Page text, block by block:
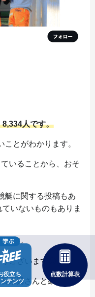
人です。
とがわかります。
いることから、おそ
艇に関する投稿もあ
いないものもありま
す。
ございます😌
原翼さんと結
役立ち
テンツ
点数計算表